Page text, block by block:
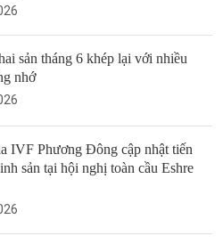
sản tháng 6 khép lại với nhiều
nhớ
IVF Phương Đông cập nhật tiến
sản tại hội nghị toàn cầu Eshre